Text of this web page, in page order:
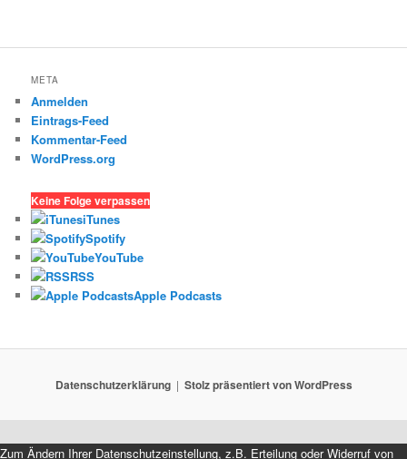
META
Anmelden
Eintrags-Feed
Kommentar-Feed
WordPress.org
Keine Folge verpassen
iTunes
Spotify
YouTube
RSS
Apple Podcasts
Datenschutzerklärung Stolz präsentiert von WordPress
Zum Ändern Ihrer Datenschutzeinstellung, z.B. Erteilung oder Widerruf von